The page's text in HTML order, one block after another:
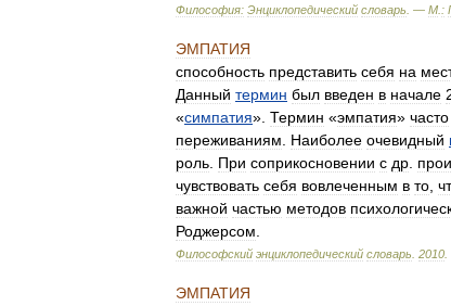
Философия: Энциклопедический словарь . — М :
ЭМПАТИЯ
способность представить себя на
Данный термин был введен в начале
«симпатия». Термин «эмпатия» часто
переживаниям
Наиболее очевидный
роль При соприкосновении с др
чувствовать себя вовлеченным в то
важной частью методов
Роджерсом
Философский энциклопедический словарь 2010
ЭМПАТИЯ